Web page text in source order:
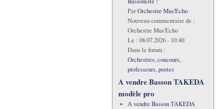
ParOrchestre Mus'Echo
Nouveau commentaire de :
Orchestre Mus'Echo
Le : 08.07.2026 - 10:40
Dans le forum :
Orchestres, concours,
professeurs, postes
A vendre Basson TAKEDA
modèle pro
A vendre Basson TAKEDA